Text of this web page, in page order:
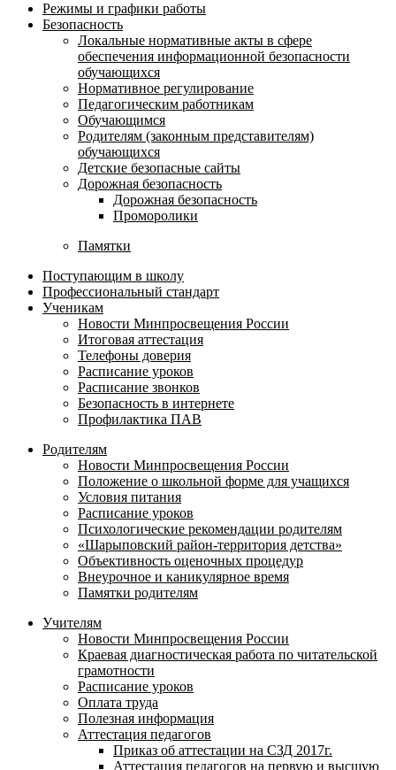
Режимы и графики работы
Безопасность
Локальные нормативные акты в сфере
обеспечения информационной безопасности
обучающихся
Нормативное регулирование
Педагогическим работникам
Обучающимся
Родителям (законным представителям)
обучающихся
Детские безопасные сайты
Дорожная безопасность
Дорожная безопасность
Проморолики
Памятки
Поступающим в школу
Профессиональный стандарт
Ученикам
Новости Минпросвещения России
Итоговая аттестация
Телефоны доверия
Расписание уроков
Расписание звонков
Безопасность в интернете
Профилактика ПАВ
Родителям
Новости Минпросвещения России
Положение о школьной форме для учащихся
Условия питания
Расписание уроков
Психологические рекомендации родителям
«Шарыповский район-территория детства»
Объективность оценочных процедур
Внеурочное и каникулярное время
Памятки родителям
Учителям
Новости Минпросвещения России
Краевая диагностическая работа по читательской
грамотности
Расписание уроков
Оплата труда
Полезная информация
Аттестация педагогов
Приказ об аттестации на СЗД 2017г.
Аттестация педагогов на первую и высшую